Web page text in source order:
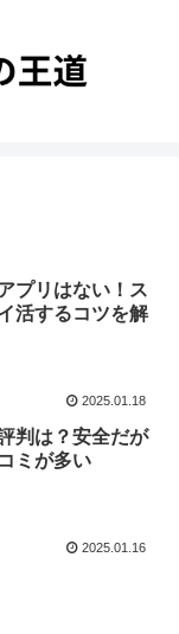
プリはない！ス
活するコツを解
2025.01.18
判は？安全だが
ミが多い
2025.01.16